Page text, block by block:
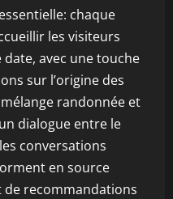
chaque
les visiteurs
avec une touche
sur l’origine des
randonnée et
dialogue entre le
conversations
en source
de recommandations